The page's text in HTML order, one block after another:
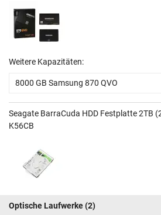
Weitere Kapazitäten:
8000 GB Samsung 870 QVO
Seagate BarraCuda HDD Festplatte 2TB
K56CB
Optische Laufwerke(2)